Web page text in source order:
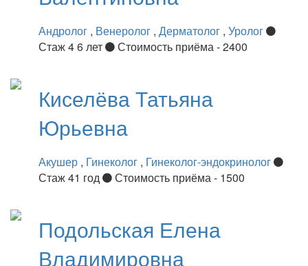
Андролог , Венеролог , Дерматолог , Уролог
Стаж 4 6 лет
Стоимость приёма - 2400
КиселёваТатьяна
Юрьевна
Акушер , Гинеколог , Гинеколог-эндокринолог
Стаж 41 год
Стоимость приёма - 1500
Подольская Елена
Владимировна